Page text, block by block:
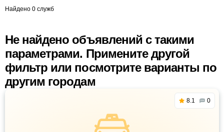
Найдено 0 служб
Не найдено объявлений с такими
параметрами. Примените другой
фильтр или посмотрите варианты по
другим городам
8.1 0